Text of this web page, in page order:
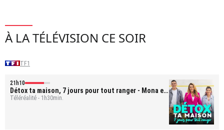
À LA TÉLÉVISION CE SOIR
TF1
21h10
Détox ta maison, 7 jours pour tout ranger - Mona et
Bastien
Téléréalité - 1h30min.